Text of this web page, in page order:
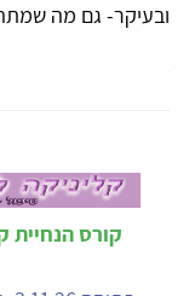
ובעיקר- גם מה
קורס הנחיית